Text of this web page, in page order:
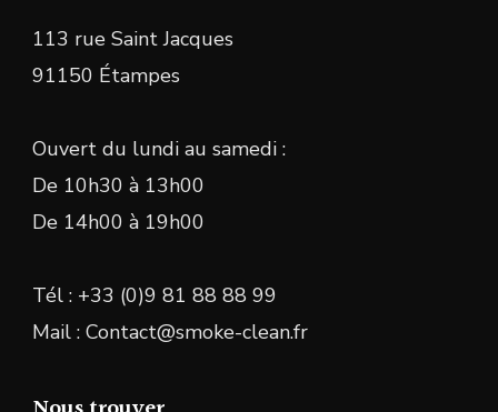
113 rue Saint Jacques
91150 Étampes
Ouvert du lundi au samedi :
De 10h30 à 13h00
De 14h00 à 19h00
Tél : +33 (0)9 81 88 88 99
Mail : Contact@smoke-clean.fr